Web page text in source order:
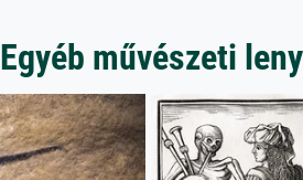
Egyéb művészeti